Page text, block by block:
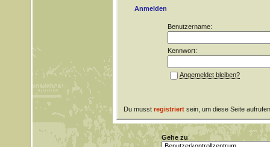
Anmelden
Benutzername:
Kennwort:
Angemeldet bleiben?
Du musst registriertsein, um diese Seite
Gehe zu